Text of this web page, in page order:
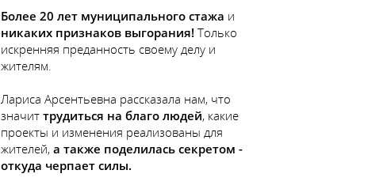
Более 20 лет муниципального стажа и
никаких признаков выгорания! Только
искренняя преданность своему делу и
жителям.
Лариса Арсентьевна рассказала нам, что
значит трудиться на благо людей, какие
проекты и изменения реализованы для
жителей, а также поделилась секретом -
откуда черпает силы.